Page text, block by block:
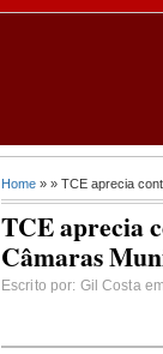
Home » » TCE aprecia
TCE aprecia
Câmaras
Escrito por: Gil Costa